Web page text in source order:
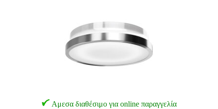
Αμεσα διαθέσιμο για online παραγγελία